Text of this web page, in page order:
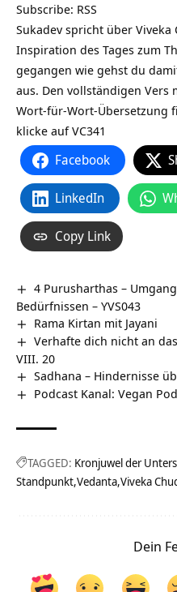
Subscribe: RSS
Sukadev spricht über Viveka
Inspiration des Tages zum
gegangen wie gehst du
aus. Den vollständigen Vers
Wort-für-Wort-Übersetzung
klicke aufVC341
Facebook
LinkedIn
Copy Link
4 Purusharthas –
Bedürfnissen – YVS043
Rama Kirtan mit Jayani
Verhafte dich nicht an
VIII. 20
Sadhana – Hindernisse
Podcast Kanal: Vegan
TAGGED: Kronjuwel der
Standpunkt Vedanta Viveka
Dein